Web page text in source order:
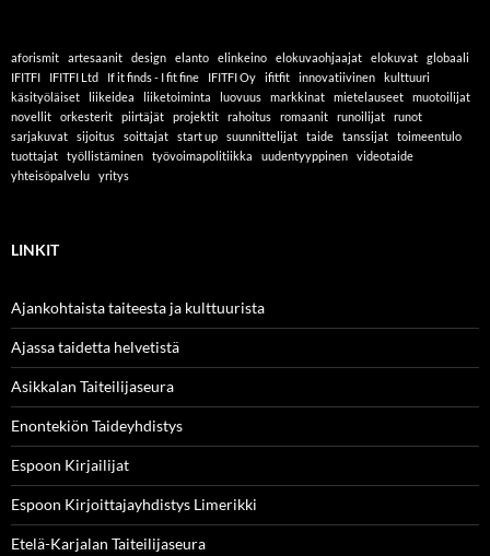
aforismit artesaanit design elanto elinkeino elokuvaohjaajat elokuvat
globaali
IFITFI
IFITFI Ltd If it finds - I fit fine IFITFI Oy ifitfit innovatiivinen
kulttuuri
käsityöläiset
liikeidea liiketoiminta luovuus markkinat mietelauseet
muotoilijat
novellit
orkesterit piirtäjät projektit rahoitus romaanit runoilijat
runot
sarjakuvat
sijoitus soittajat start up suunnittelijat taide tanssijat
toimeentulo
tuottajat
työllistäminen työvoimapolitiikka uudentyyppinen
videotaide
yhteisöpalvelu
yritys
LINKIT
Ajankohtaista taiteesta ja kulttuurista
Ajassa taidetta helvetistä
Asikkalan Taiteilijaseura
Enontekiön Taideyhdistys
Espoon Kirjailijat
Espoon Kirjoittajayhdistys Limerikki
Etelä-Karjalan Taiteilijaseura